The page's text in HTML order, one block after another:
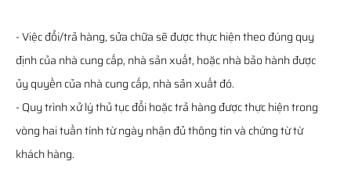
- Việc đổi/trả hàng, sửa chữa sẽ được thực hiện theo đúng quy
định của nhà cung cấp, nhà sản xuất, hoặc nhà bảo hành được
ủy quyền của nhà cung cấp, nhà sản xuất đó.
- Quy trình xử lý thủ tục đổi hoặc trả hàng được thực hiện trong
vòng hai tuần tính từ ngày nhận đủ thông tin và chứng từ từ
khách hàng.